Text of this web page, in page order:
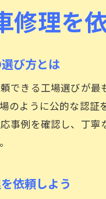
車の
修理を
び方とは
できる工場選びが
のように公的な認
事例を確認し、丁
依頼しよう